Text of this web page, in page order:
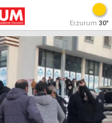
Erzurum 30°